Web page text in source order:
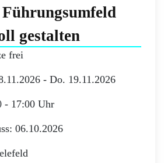
Führungsumfeld
gestalten
frei
-Do. 19.11.2026
- 17:00 Uhr
06.10.2026